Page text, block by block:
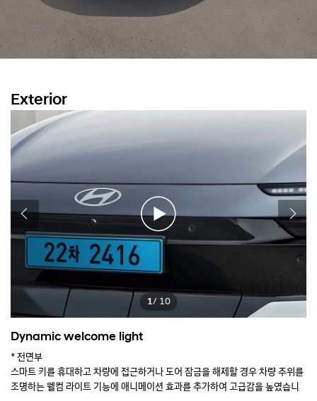
Exterior
Dynamic welcome light
* 전면부
스마트 키를 휴대하고 차량에 접근하거나 도어 잠금을 해제할 경우 차량 주위를
조명하는 웰컴 라이트 기능에 애니메이션 효과를 추가하여 고급감을 높였습니
1 / 10